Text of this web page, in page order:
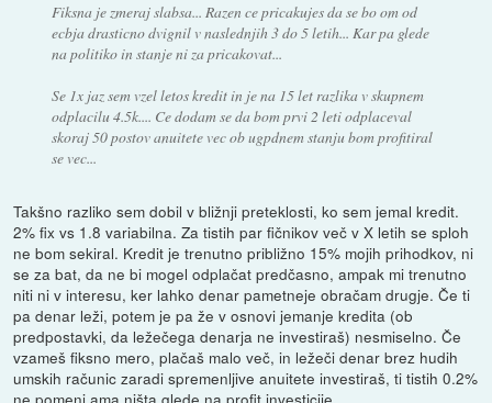
Fiksna je zmeraj slabsa... Razen ce pricakujes da se bo om od
ecbja drasticno dvignil v naslednjih 3 do 5 letih... Kar pa glede
na politiko in stanje ni za pricakovat...
Se 1x jaz sem vzel letos kredit in je na 15 let razlika v skupnem
odplacilu 4.5k.... Ce dodam se da bom prvi 2 leti odplaceval
skoraj 50 postov anuitete vec ob ugpdnem stanju bom profitiral
se vec...
Takšno razliko sem dobil v bližnji preteklosti, ko sem jemal kredit.
2% fix vs 1.8 variabilna. Za tistih par fičnikov več v X letih se sploh
ne bom sekiral. Kredit je trenutno približno 15% mojih prihodkov, ni
se za bat, da ne bi mogel odplačat predčasno, ampak mi trenutno
niti ni v interesu, ker lahko denar pametneje obračam drugje. Če ti
pa denar leži, potem je pa že v osnovi jemanje kredita (ob
predpostavki, da ležečega denarja ne investiraš) nesmiselno. Če
vzameš fiksno mero, plačaš malo več, in ležeči denar brez hudih
umskih računic zaradi spremenljive anuitete investiraš, ti tistih 0.2%